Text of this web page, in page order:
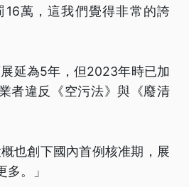
萬，這我們覺得非常的誇
延為5年，但2023年時已加
者違反《空污法》與《廢清
也創下國內首例核准期，展
。」